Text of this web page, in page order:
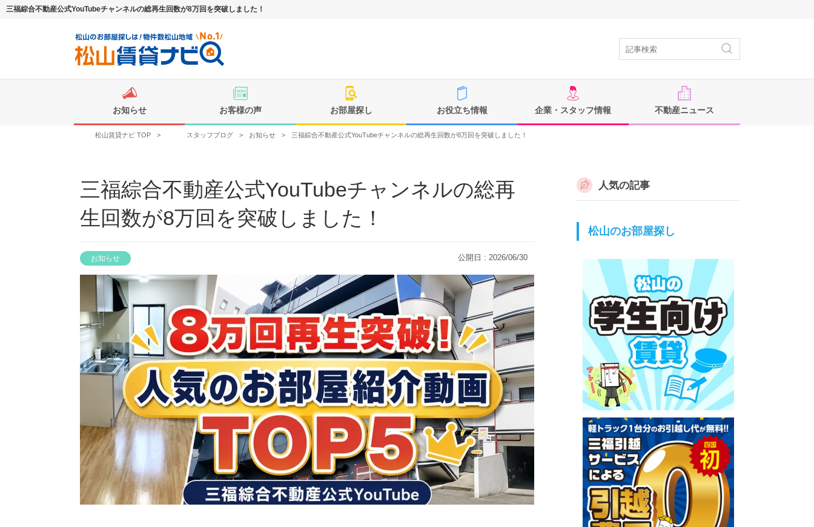
三福綜合不動産公式YouTubeチャンネルの総再生回数が8万回を突破しました！
お知らせ お客様の声 お部屋探し お役立ち情報 企業・スタッフ情報 不動産ニュース
松山賃貸ナビ TOP > スタッフブログ > お知らせ > 三福綜合不動産公式YouTubeチャンネルの総再生回数が8万回を突破しました！
三福綜合不動産公式YouTubeチャンネルの総再
生回数が8万回を突破しました！
お知らせ 公開日 : 2026/06/30
人気の記事
松山のお部屋探し